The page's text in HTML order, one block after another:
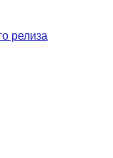
релиза